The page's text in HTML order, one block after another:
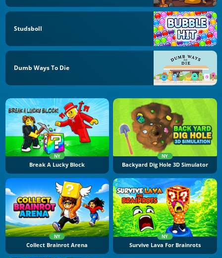
Studsboll
Dumb Ways To Die
NY
Break A Lucky Block
NY
Backyard Dig Hole 3D Simulator
NY
Collect Brainrot Arena
NY
Survive Lava For Brainrots